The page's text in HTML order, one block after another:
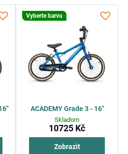
Vyberte barvu
ACADEMY Grade 3 - 16"
Skladom
10725 Kč
Zobrazit